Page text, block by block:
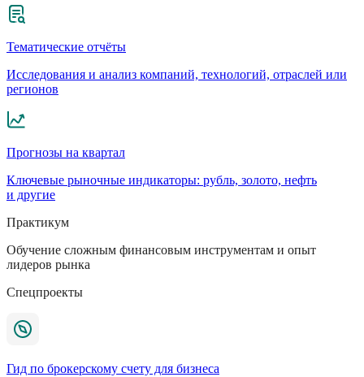
Тематические отчёты
Исследования и анализ компаний, технологий, отраслей или
регионов
Прогнозы на квартал
Ключевые рыночные индикаторы: рубль, золото, нефть
и другие
Практикум
Обучение сложным финансовым инструментам и опыт
лидеров рынка
Спецпроекты
Гид по брокерскому счету для бизнеса